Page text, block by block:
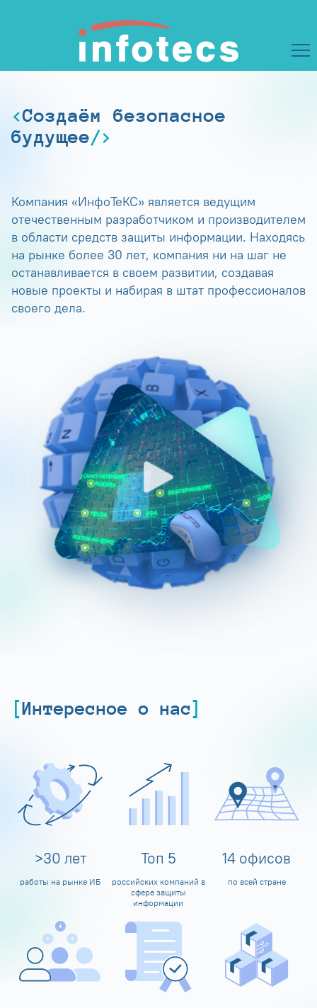
Создаём безопасное
будущее
Компания «ИнфоТеКС» является ведущим
отечественным разработчиком и производителем
в области средств защиты информации. Находясь
на рынке более 30 лет, компания ни на шаг не
останавливается в своем развитии, создавая
новые проекты и набирая в штат профессионалов
своего дела.
Интересное о нас
>30 лет
работы на рынке ИБ
Топ 5
российских компаний в
сфере защиты
информации
14 офисов
по всей стране